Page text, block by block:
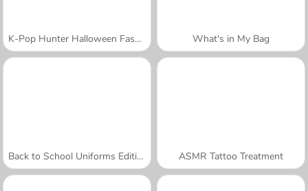
K-Pop Hunter Halloween Fashion What's in My Bag
Back to School Uniforms Edition ASMR Tattoo Treatment